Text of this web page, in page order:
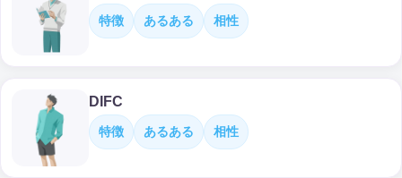
特徴 あるある 相性
DIFC
特徴 あるある 相性